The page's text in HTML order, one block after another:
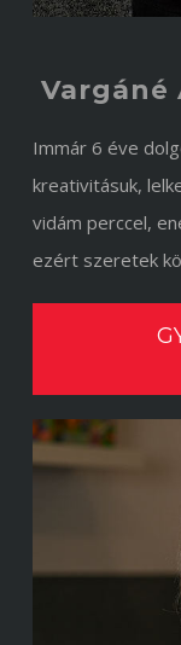
Vargáné
Immár 6 éve
kreativitásuk,
vidám perccel,
ezért szeretek